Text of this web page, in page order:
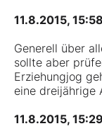
11.8.2015, 15:58
Generell über
sollte aber
Erziehungjog
eine dreijährige
11.8.2015, 15:29